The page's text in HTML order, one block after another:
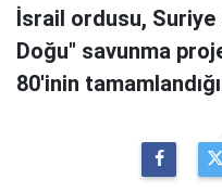
İsrail ordusu, Suriye
Doğu" savunma
80'inin